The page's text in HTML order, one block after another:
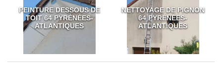
PEINTURE DESSOUS DE
TOIT 64 PYRÉNÉES-
ATLANTIQUES
NETTOYAGE DE PIGNON
64 PYRÉNÉES-
ATLANTIQUES